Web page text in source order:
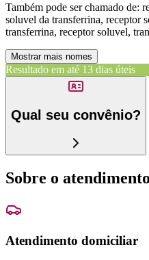
Também pode ser chamado de:
soluvel da transferrina, receptor
transferrina, receptor soluvel,
Mostrar mais nomes
Resultado em até 13 dias úteis
Qual seu convênio?
Sobre o atendimento
Atendimento domiciliar